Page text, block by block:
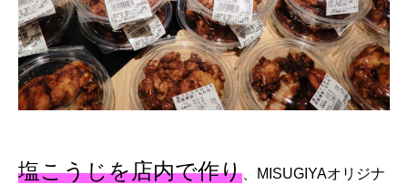
塩こうじを店内で作り 、MISUGIYAオリジナ